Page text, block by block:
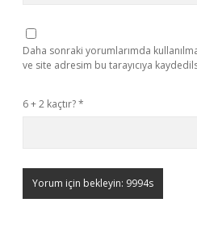
Daha sonraki yorumlarımda
ve site adresim bu tarayıcıya
6 + 2 kaçtır?*